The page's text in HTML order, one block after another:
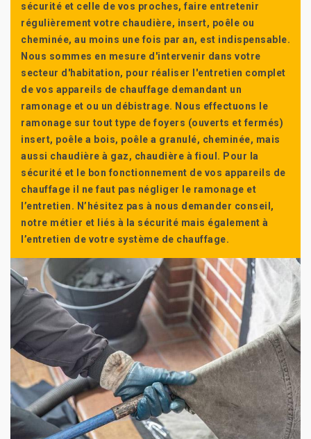
sécurité et celle de vos proches, faire entretenir
régulièrement votre chaudière, insert, poêle ou
cheminée, au moins une fois par an, est indispensable.
Nous sommes en mesure d'intervenir dans votre
secteur d'habitation, pour réaliser l'entretien complet
de vos appareils de chauffage demandant un
ramonage et ou un débistrage. Nous effectuons le
ramonage sur tout type de foyers (ouverts et fermés)
insert, poêle a bois, poêle a granulé, cheminée, mais
aussi chaudière à gaz, chaudière à fioul. Pour la
sécurité et le bon fonctionnement de vos appareils de
chauffage il ne faut pas négliger le ramonage et
l’entretien. N’hésitez pas à nous demander conseil,
notre métier et liés à la sécurité mais également à
l’entretien de votre système de chauffage.